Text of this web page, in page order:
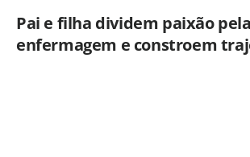
Pai e filha dividem paixão pela
enfermagem e constroem